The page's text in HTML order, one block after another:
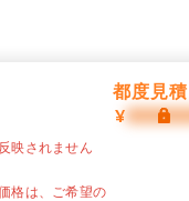
都度見
¥
映されません
格は、ご希望の